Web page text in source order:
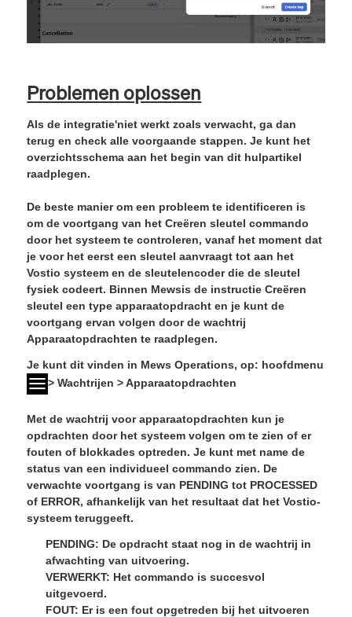
Problemen oplossen
Als de integratie'niet werkt zoals verwacht, ga dan
terug en check alle voorgaande stappen. Je kunt het
overzichtsschema aan het begin van dit hulpartikel
raadplegen.
De beste manier om een probleem te identificeren is
om de voortgang van hetCreëren sleutel commando
door het systeem te controleren, vanaf het moment dat
je voor het eerst een sleutel aanvraagt tot aan het
Vostio systeem en de sleutelencoder die de sleutel
fysiek codeert. Binnen Mewsis de instructie Creëren
sleutel een type apparaatopdracht en je kunt de
voortgang ervan volgen door dewachtrij
Apparaatopdrachten te raadplegen.
Je kunt dit vinden in Mews Operations, op: hoofdmenu
>Wachtrijen >Apparaatopdrachten
Met de wachtrij voor apparaatopdrachten kun je
opdrachten door het systeem volgen om te zien of er
fouten of blokkades optreden. Je kunt met name de
status van een individueel commando zien. De
verwachte voortgang is van PENDING tot PROCESSED
of ERROR, afhankelijk van het resultaat dat het Vostio-
systeem teruggeeft.
PENDING: De opdracht staat nog in de wachtrij in
afwachting van uitvoering.
VERWERKT: Het commando is succesvol
uitgevoerd.
FOUT: Er is een fout opgetreden bij het uitvoeren